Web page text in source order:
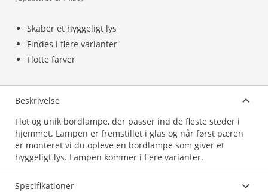
Skaber et hyggeligt lys
Findes i flere varianter
Flotte farver
Beskrivelse
Flot og unik bordlampe, der passer ind de fleste steder i
hjemmet. Lampen er fremstillet i glas og når først pæren
er monteret vi du opleve en bordlampe som giver et
Specifikationer